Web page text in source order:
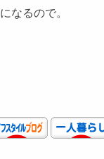
なるので。